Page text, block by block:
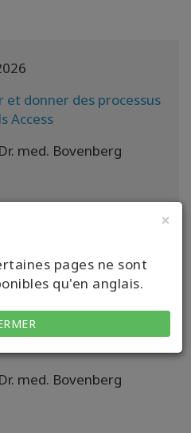
×
pages ne sont
qu'en anglais.
et donner des processus
Access
med. Bovenberg
med. Bovenberg